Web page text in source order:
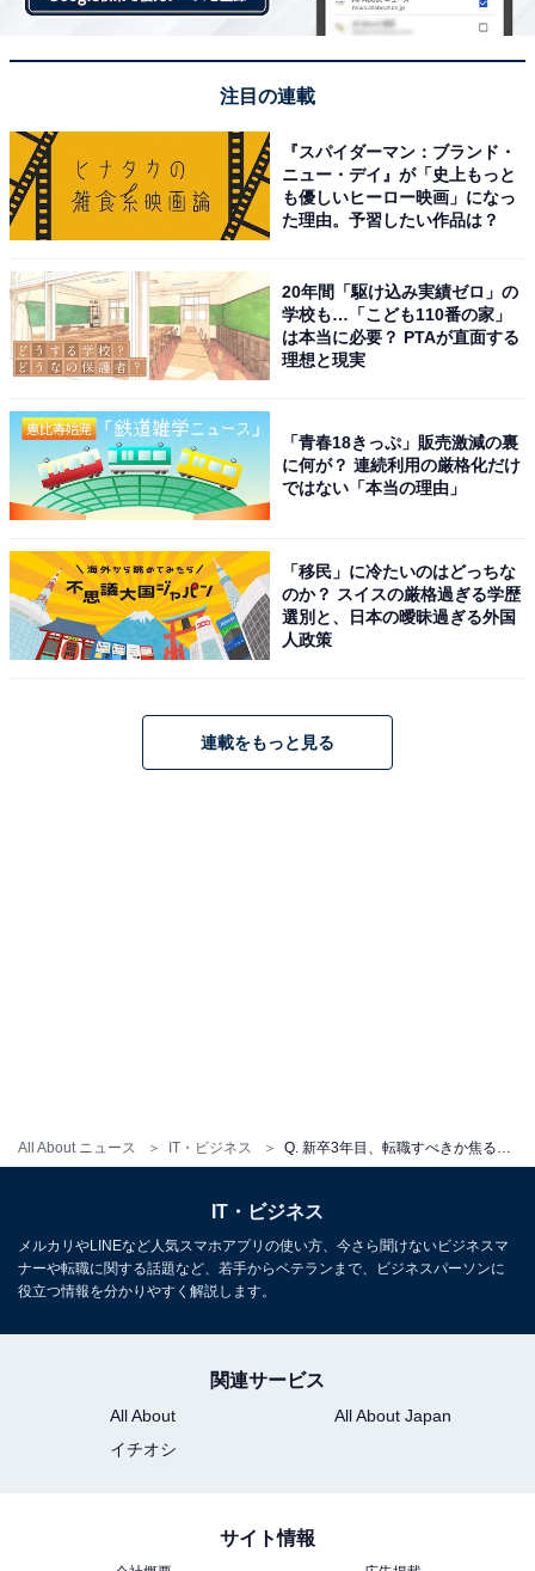
All About ニュース IT・ビジネス Q. 新卒3年目、転職すべきか焦る……職種を変えたいなら「3年目」まで？【キャリア相談Q＆A】
注目の連載
『スパイダーマン：ブランド・
ニュー・デイ』が「史上もっと
も優しいヒーロー映画」になっ
た理由。予習したい作品は？
20年間「駆け込み実績ゼロ」の
学校も…「こども110番の家」
は本当に必要？ PTAが直面する
理想と現実
「青春18きっぷ」販売激減の裏
に何が？ 連続利用の厳格化だけ
ではない「本当の理由」
「移民」に冷たいのはどっちな
のか？ スイスの厳格過ぎる学歴
選別と、日本の曖昧過ぎる外国
人政策
連載をもっと見る
IT・ビジネス
メルカリやLINEなど人気スマホアプリの使い方、今さら聞けないビジネスマ
ナーや転職に関する話題など、若手からベテランまで、ビジネスパーソンに
役立つ情報を分かりやすく解説します。
関連サービス
All About
All About Japan
イチオシ
サイト情報